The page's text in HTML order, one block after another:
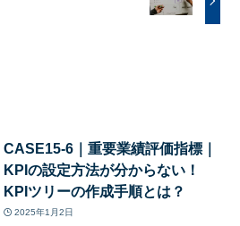
CASE15-6｜重要業績評価指標｜
KPIの設定方法が分からない！
KPIツリーの作成手順とは？
2025年1月2日